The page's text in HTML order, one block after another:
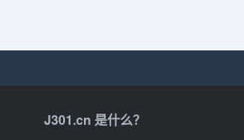
J301.cn 是什么？